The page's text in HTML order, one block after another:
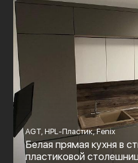
AGT, HPL-Пластик, Fenix
Белая прямая кухня в
пластиковой